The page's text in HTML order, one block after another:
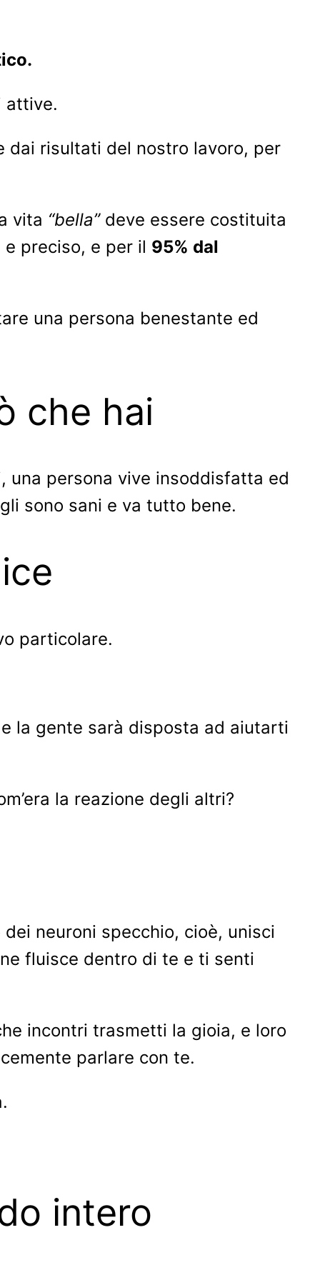
attive.
dai risultati del nostro lavoro, per
vita “bella”deve essere costituita
preciso, e per il 95% dal
una persona benestante ed
che hai
una persona vive insoddisfatta ed
sono sani e va tutto bene.
particolare.
la gente sarà disposta ad aiutarti
la reazione degli altri?
neuroni specchio, cioè, unisci
fluisce dentro di te e ti senti
incontri trasmetti la gioia, e loro
parlare con te.
intero